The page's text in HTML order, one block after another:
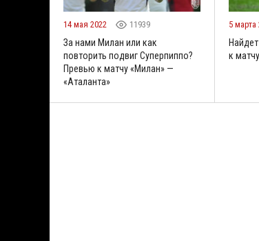
14 мая 2022 11939
За нами Милан или как
повторить подвиг Суперпиппо?
Превью к матчу «Милан» —
«Аталанта»
5 марта
к